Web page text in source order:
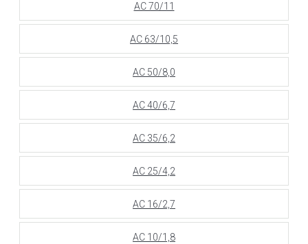
АС 70/11
АС 63/10,5
АС 50/8,0
АС 40/6,7
АС 35/6,2
АС 25/4,2
АС 16/2,7
АС 10/1,8